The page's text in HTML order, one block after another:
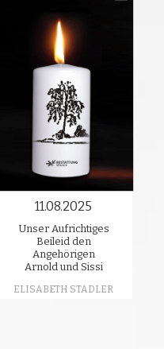
11.08.2025
Unser Aufrichtiges
Beileid den
Angehörigen
Arnold und Sissi
ELISABETH STADLER